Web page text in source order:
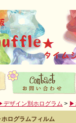
デザイン別ホログラム > ▶
ログラムフィルム